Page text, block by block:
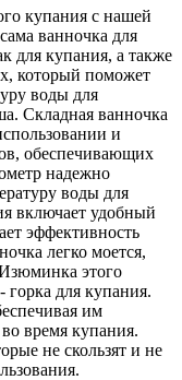
купания с нашей
ванночка для
для купания, а также
который поможет
воды для
Складная ванночка
и
обеспечивающих
надежно
воды для
включает удобный
эффективность
легко моется,
Изюминка этого
для купания.
им
время купания.
не скользят и не